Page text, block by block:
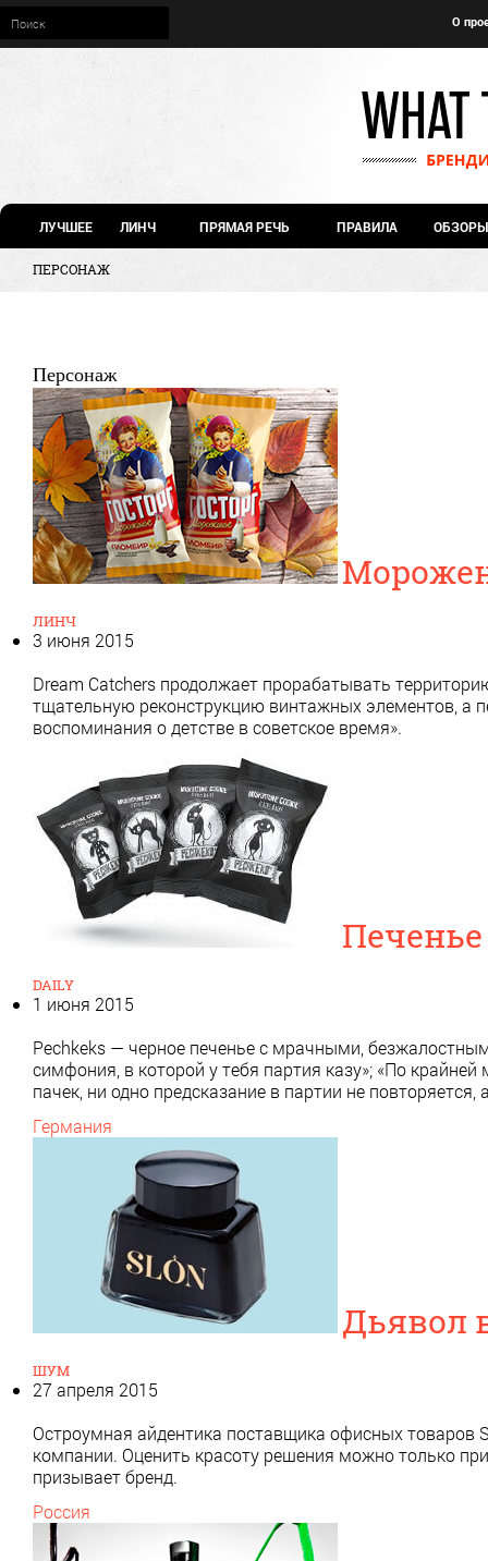
О
ЛУЧШЕЕ ЛИНЧ ПРЯМАЯ РЕЧЬ ПРАВИЛА ОБЗОРЫ
ПЕРСОНАЖ
Персонаж
ЛИНЧ
3 июня 2015
Dream Catchers продолжает прорабатывать
тщательную реконструкцию винтажных элементов, а
воспоминания о детстве в советское время».
DAILY
1 июня 2015
Pechkeks — черное печенье с мрачными,
симфония, в которой у тебя партия казу»; «По
пачек, ни одно предсказание в партии не
Германия
Дьявол
ШУМ
27 апреля 2015
Остроумная айдентика поставщика офисных товаров
компании. Оценить красоту решения можно только
призывает бренд.
Россия